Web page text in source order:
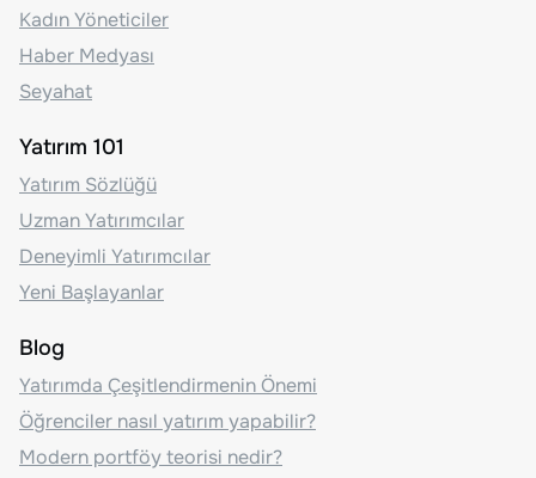
Kadın Yöneticiler
Haber Medyası
Seyahat
Yatırım 101
Yatırım Sözlüğü
Uzman Yatırımcılar
Deneyimli Yatırımcılar
Yeni Başlayanlar
Blog
Yatırımda Çeşitlendirmenin Önemi
Öğrenciler nasıl yatırım yapabilir?
Modern portföy teorisi nedir?